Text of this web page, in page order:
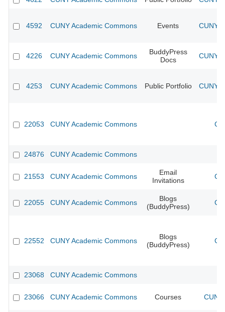
4592 CUNY Academic Commons Events CUNY
4226 CUNY Academic Commons
BuddyPress
Docs
CUNY
4253 CUNY Academic Commons Public Portfolio CUNY
22053 CUNY Academic Commons
24876 CUNY Academic Commons
21553 CUNY Academic Commons
Email
Invitations
22055 CUNY Academic Commons
Blogs
(BuddyPress)
22552 CUNY Academic Commons
Blogs
(BuddyPress)
23068 CUNY Academic Commons
23066 CUNY Academic Commons Courses